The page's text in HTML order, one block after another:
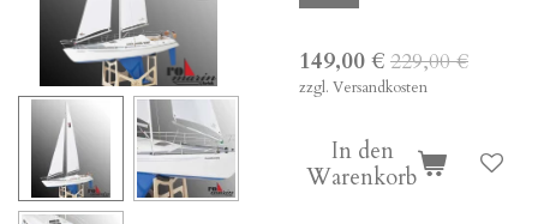
149,00 € 229,00 €
zzgl. Versandkosten
In den
Warenkorb